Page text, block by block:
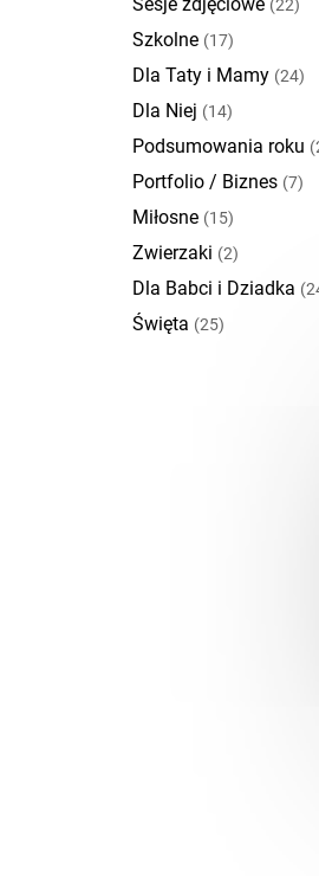
(22)
Szkolne (17)
Dla Taty i Mamy (24)
Dla Niej (14)
Podsumowania roku
Portfolio / Biznes (7)
Miłosne (15)
Zwierzaki (2)
Dla Babci i Dziadka
Święta (25)